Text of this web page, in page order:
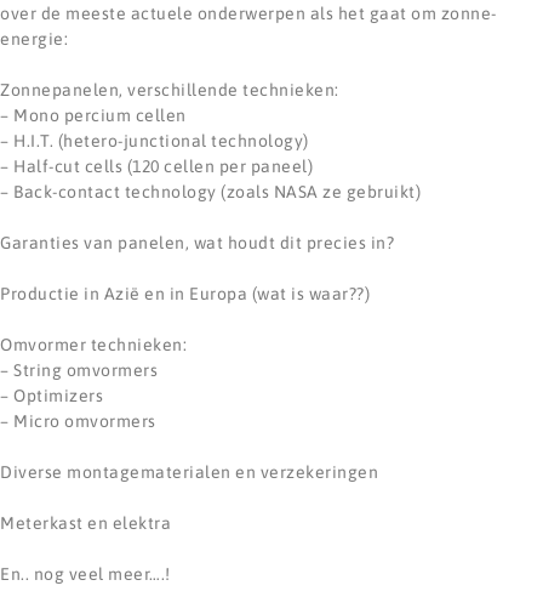
over de meeste actuele onderwerpen als het gaat om zonne-
energie:
Zonnepanelen, verschillende technieken:
– Mono percium cellen
– H.I.T. (hetero-junctional technology)
– Half-cut cells (120 cellen per paneel)
– Back-contact technology (zoals NASA ze gebruikt)
Garanties van panelen, wat houdt dit precies in?
Productie in Azië en in Europa (wat is waar??)
Omvormer technieken:
– String omvormers
– Optimizers
– Micro omvormers
Diverse montagematerialen en verzekeringen
Meterkast en elektra
En.. nog veel meer….!